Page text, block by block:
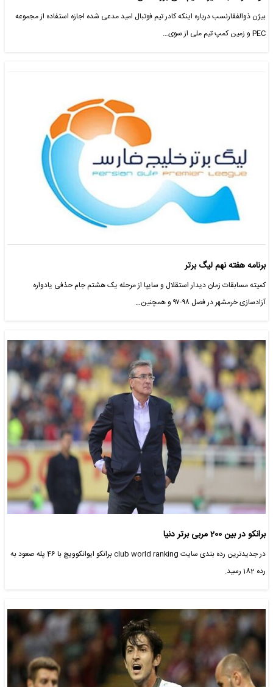
بیژن ذوالفقارنسب درباره اینکه کادر تیم فوتبال امید مدعی شده اجازه استفاده از مجموعه
PEC و زمین کمپ تیم ملی از سوی…
برنامه هفته نهم لیگ برتر
کمیته مسابقات زمان دیدار استقلال و سایپا از مرحله یک هشتم جام حذفی یادواره
آزادسازی خرمشهر در فصل ۹۸-۹۷ و همچنین…
برانکو در بین 200 مربی برتر دنیا
در جدیدترین رده بندی سایت club world ranking برانکو ایوانکوویچ با 46 پله صعود به
رده 182 رسید.